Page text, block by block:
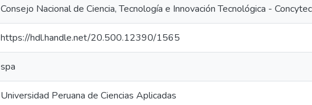
Consejo Nacional de Ciencia, Tecnología e Innovación Tecnológica - Concytec
https://hdl.handle.net/20.500.12390/1565
spa
Universidad Peruana de Ciencias Aplicadas